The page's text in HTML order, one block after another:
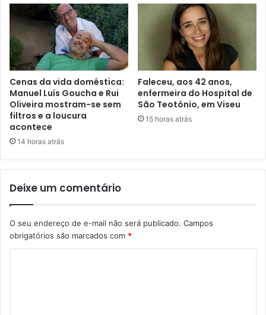
Cenas da vida doméstica:
Manuel Luís Goucha e Rui
Oliveira mostram-se sem
filtros e a loucura
acontece
14 horas atrás
Faleceu, aos 42 anos,
enfermeira do Hospital de
São Teotónio, em Viseu
15 horas atrás
Deixe um comentário
O seu endereço de e-mail não será publicado. Campos
obrigatórios são marcados com *